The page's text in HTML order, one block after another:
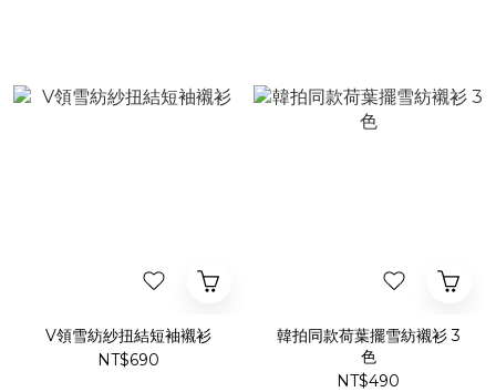
V領雪紡紗扭結短袖襯衫
NT$690
韓拍同款荷葉擺雪紡襯衫 3
色
NT$490